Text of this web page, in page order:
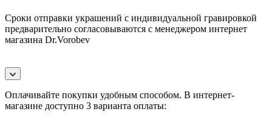
Сроки отправки украшений с индивидуальной гравировкой
предварительно согласовываются с менеджером интернет
магазина Dr.Vorobev
Оплачивайте покупки удобным способом. В интернет-
магазине доступно 3 варианта оплаты: